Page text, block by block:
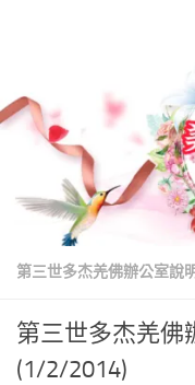
第三世多杰羌佛辦公室說
第三世多杰羌佛
(1/2/2014)